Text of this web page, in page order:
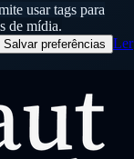
usar tags para
de mídia.
Salvar preferências Ler